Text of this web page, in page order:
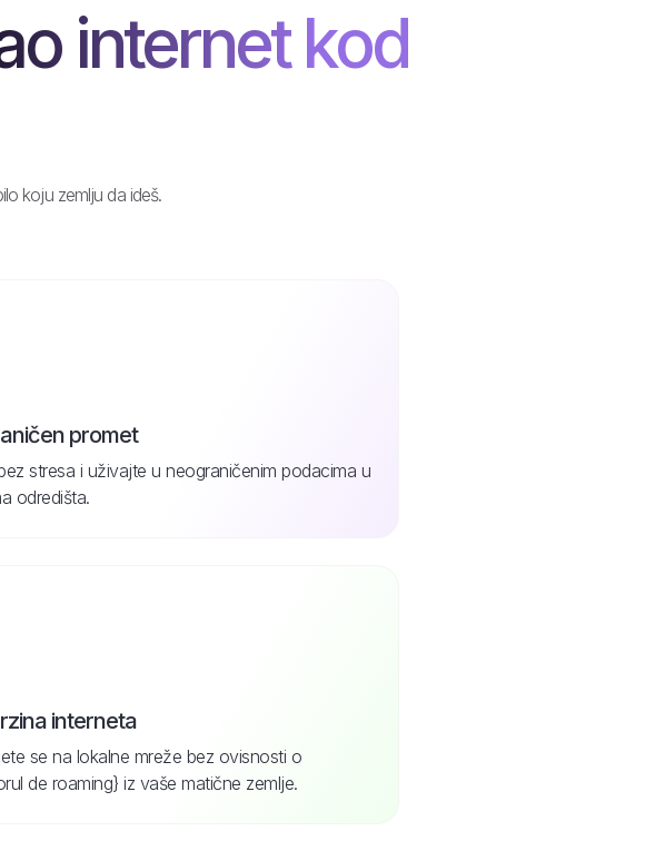
internet kod
koju zemlju da ideš.
promet
stresa i uživajte u neograničenim podacima u
odredišta.
interneta
se na lokalne mreže bez ovisnosti o
de roaming} iz vaše matične zemlje.